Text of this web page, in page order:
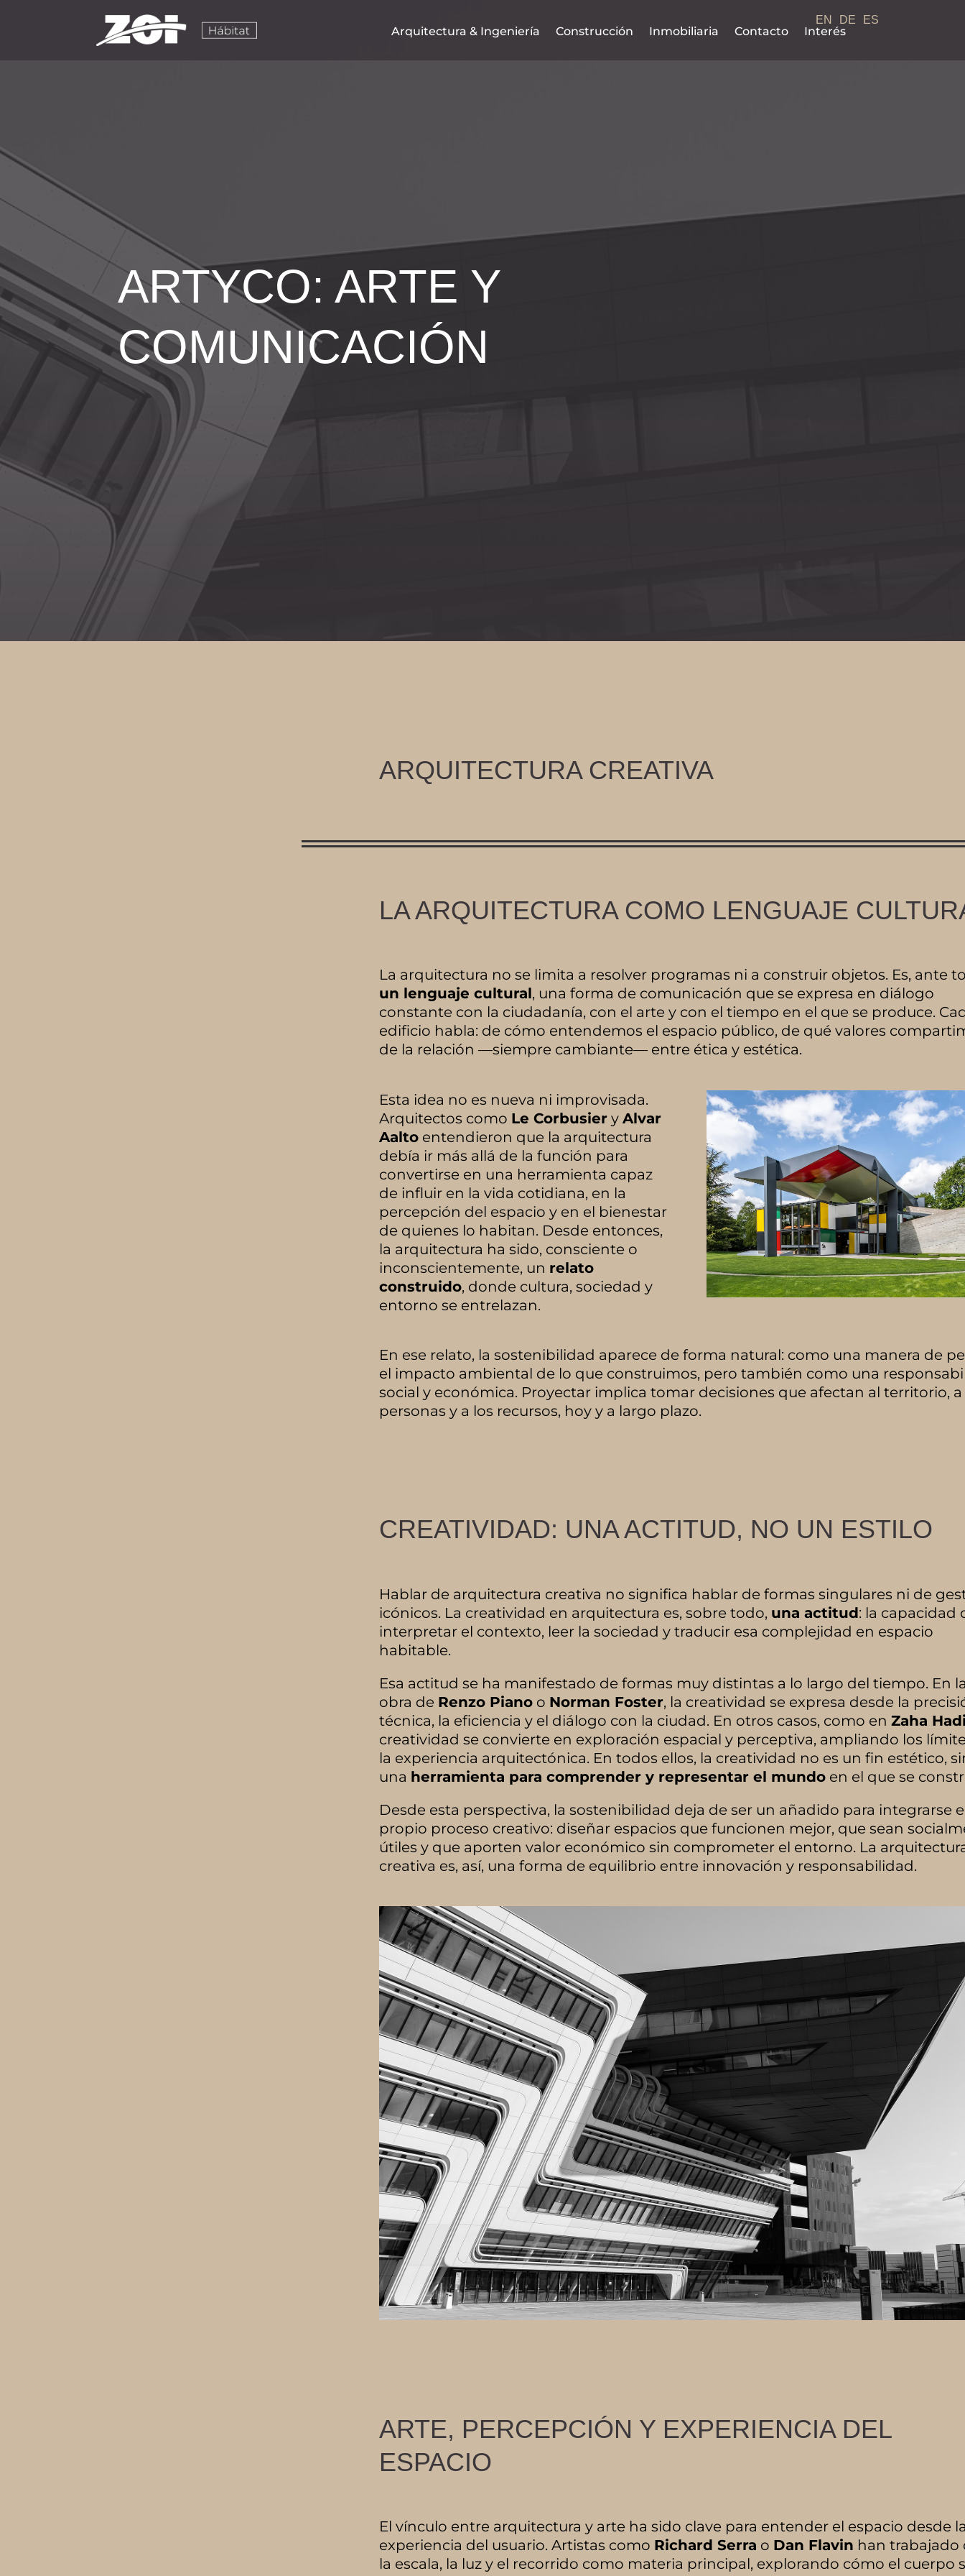
Arquitectura & Ingeniería Construcción Inmobiliaria Contacto Interés
ARTYCO: ARTE Y
COMUNICACIÓN
ARQUITECTURA CREATIVA
LA ARQUITECTURA COMO LENGUAJE
La arquitectura no se limita a resolver programas ni a construir objetos. Es, ante
un lenguaje cultural, una forma de comunicación que se expresa en diálogo
constante con la ciudadanía, con el arte y con el tiempo en el que se produce.
edificio habla: de cómo entendemos el espacio público, de qué valores
de la relación —siempre cambiante— entre ética y estética.
Esta idea no es nueva ni improvisada.
Arquitectos como Le Corbusier y Alvar
Aalto entendieron que la arquitectura
debía ir más allá de la función para
convertirse en una herramienta capaz
de influir en la vida cotidiana, en la
percepción del espacio y en el bienestar
de quienes lo habitan. Desde entonces,
la arquitectura ha sido, consciente o
inconscientemente, un relato
construido, donde cultura, sociedad y
entorno se entrelazan.
En ese relato, la sostenibilidad aparece de forma natural: como una manera de
el impacto ambiental de lo que construimos, pero también como una
social y económica. Proyectar implica tomar decisiones que afectan al territorio, a
personas y a los recursos, hoy y a largo plazo.
CREATIVIDAD: UNA ACTITUD, NO UN ESTILO
Hablar de arquitectura creativa no significa hablar de formas singulares ni de
icónicos. La creatividad en arquitectura es, sobre todo, una actitud: la capacidad
interpretar el contexto, leer la sociedad y traducir esa complejidad en espacio
habitable.
Esa actitud se ha manifestado de formas muy distintas a lo largo del tiempo. En
obra de Renzo Piano o Norman Foster, la creatividad se expresa desde la
técnica, la eficiencia y el diálogo con la ciudad. En otros casos, como en Zaha
creatividad se convierte en exploración espacial y perceptiva, ampliando los
la experiencia arquitectónica. En todos ellos, la creatividad no es un fin estético,
una herramienta para comprender y representar el mundo en el que se
Desde esta perspectiva, la sostenibilidad deja de ser un añadido para integrarse
propio proceso creativo: diseñar espacios que funcionen mejor, que sean
útiles y que aporten valor económico sin comprometer el entorno. La
creativa es, así, una forma de equilibrio entre innovación y responsabilidad.
ARTE, PERCEPCIÓN Y EXPERIENCIA DEL
ESPACIO
El vínculo entre arquitectura y arte ha sido clave para entender el espacio desde
experiencia del usuario. Artistas como Richard Serra o Dan Flavin han trabajado
la escala, la luz y el recorrido como materia principal, explorando cómo el cuerpo
EN DE ES